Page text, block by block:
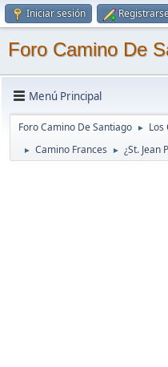
Iniciar sesión
Foro Camino De
Menú Principal
Foro Camino De Santiago ► Los
► Camino Frances ► ¿St. Jean